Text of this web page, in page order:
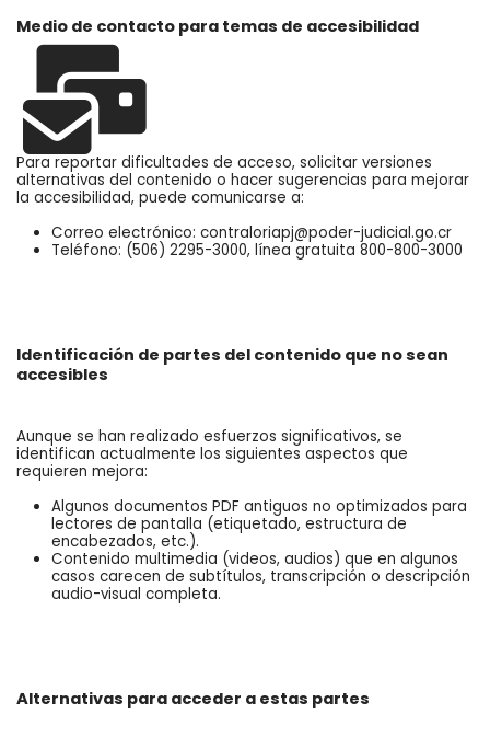
Medio de contacto para temas de accesibilidad
Para reportar dificultades de acceso, solicitar versiones
alternativas del contenido o hacer sugerencias para mejorar
la accesibilidad, puede comunicarse a:
Correo electrónico: contraloriapj@poder-judicial.go.cr
Teléfono: (506) 2295-3000, línea gratuita 800-800-3000
Identificación de partes del contenido que no sean
accesibles
Aunque se han realizado esfuerzos significativos, se
identifican actualmente los siguientes aspectos que
requieren mejora:
Algunos documentos PDF antiguos no optimizados para
lectores de pantalla (etiquetado, estructura de
encabezados, etc.).
Contenido multimedia (videos, audios) que en algunos
casos carecen de subtítulos, transcripción o descripción
audio-visual completa.
Alternativas para acceder a estas partes